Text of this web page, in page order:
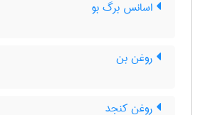
اسانس برگ بو
روغن بن
روغن کنجد